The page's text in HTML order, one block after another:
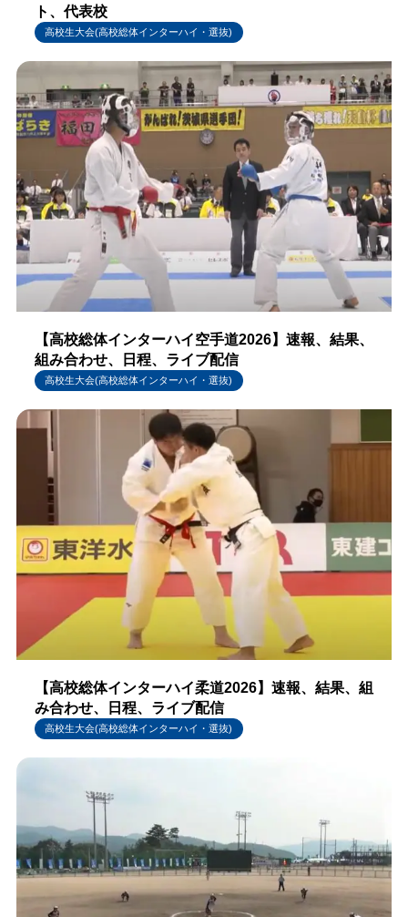
ト、代表校
高校生大会(高校総体インターハイ・選抜)
【高校総体インターハイ空手道2026】速報、結果、
組み合わせ、日程、ライブ配信
高校生大会(高校総体インターハイ・選抜)
【高校総体インターハイ柔道2026】速報、結果、組
み合わせ、日程、ライブ配信
高校生大会(高校総体インターハイ・選抜)